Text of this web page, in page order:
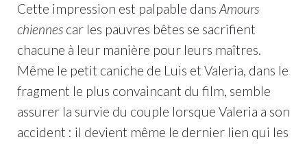
Cette impression est palpable dans Amours
chiennescar les pauvres bêtes se sacrifient
chacune à leur manière pour leurs maîtres.
Même le petit caniche de Luis et Valeria, dans le
fragment le plus convaincant du film, semble
assurer la survie du couple lorsque Valeria a son
accident : il devient même le dernier lien qui les